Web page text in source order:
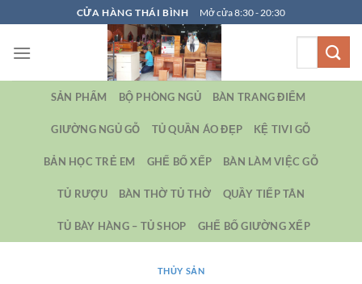
qua
nội
CỬA HÀNG THÁI BÌNH Mở cửa 8:30 - 20:30
SẢN PHẨM BỘ PHÒNG NGỦ BÀN TRANG ĐIỂM
GIƯỜNG NGỦ GỖ TỦ QUẦN ÁO ĐẸP KỆ TIVI GỖ
BẢN HỌC TRẺ EM GHẾ BỐ XẾP BÀN LÀM VIỆC GỖ
TỦ RƯỢU BÀN THỜ TỦ THỜ QUẦY TIẾP TÂN
TỦ BÀY HÀNG – TỦ SHOP GHẾ BỐ GIƯỜNG XẾP
THỦY SẢN